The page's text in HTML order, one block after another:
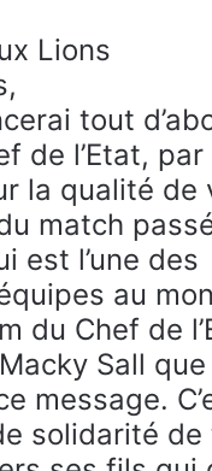
Lions
tout
de l’Etat, par
la qualité de
match
est l’une des
au
du Chef de
Sall
message.
solidarité de